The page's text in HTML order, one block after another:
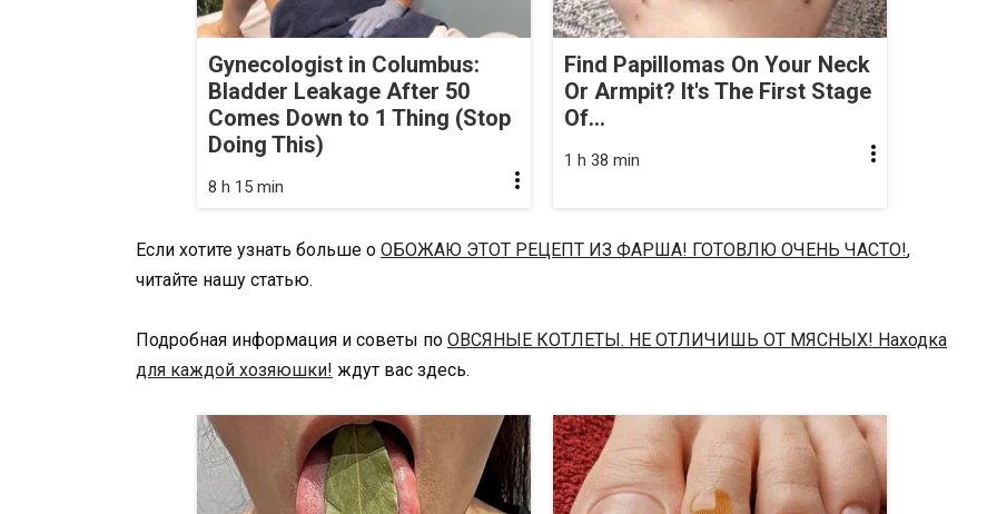
Gynecologist in Columbus:
Bladder Leakage After 50
Comes Down to 1 Thing (Stop
Doing This)
8 h 15 min
Find Papillomas On Your Neck
Or Armpit? It's The First Stage
Of...
1 h 38 min
Если хотите узнать больше о ОБОЖАЮ ЭТОТ РЕЦЕПТ ИЗ ФАРША! ГОТОВЛЮ ОЧЕНЬ ЧАСТО!,
читайте нашу статью.
Подробная информация и советы по ОВСЯНЫЕ КОТЛЕТЫ. НЕ ОТЛИЧИШЬ ОТ МЯСНЫХ! Находка
для каждой хозяюшки! ждут вас здесь.